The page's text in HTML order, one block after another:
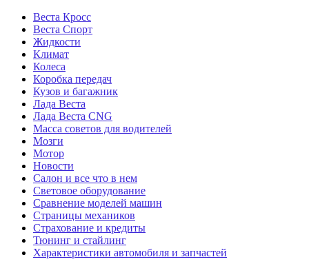
Веста Кросс
Веста Спорт
Жидкости
Климат
Колеса
Коробка передач
Кузов и багажник
Лада Веста
Лада Веста CNG
Масса советов для водителей
Мозги
Мотор
Новости
Салон и все что в нем
Световое оборудование
Сравнение моделей машин
Страницы механиков
Страхование и кредиты
Тюнинг и стайлинг
Характеристики автомобиля и запчастей